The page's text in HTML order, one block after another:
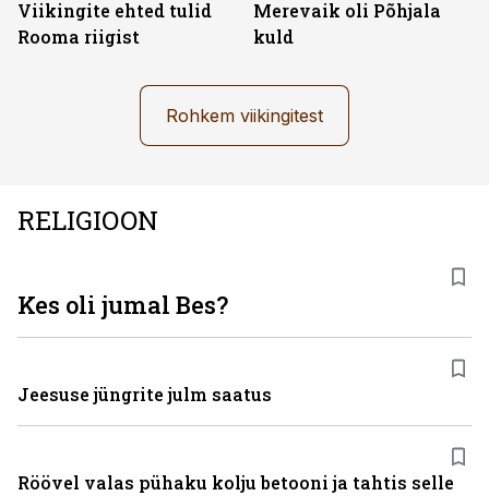
Viikingite ehted tulid
Rooma riigist
Merevaik oli Põhjala
kuld
Rohkem viikingitest
RELIGIOON
Kes oli jumal Bes?
Jeesuse jüngrite julm saatus
Röövel valas pühaku kolju betooni ja tahtis selle